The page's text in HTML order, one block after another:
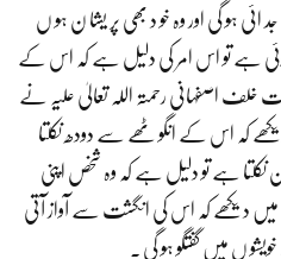
ہو گی اور وہ خو د بھی پر یشا ن ہو ں
ہے تو اس امر کی دلیل ہے کہ اس کے
اصفہانی رحمتہ اللہ تعالیٰ علیہ نے
کہ اس کے انگو ٹھے سے دودھ نکلتا
ہے تو دلیل ہے کہ وہ شخص اپنی
دیکھے کہ اس کی انگشت سے آواز آتی
ں میں گفتگو ہو گی ۔